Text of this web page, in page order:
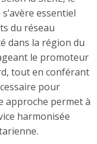
essentiel
du réseau
dans la région du
le promoteur
tout en conférant
pour
approche permet à
harmonisée